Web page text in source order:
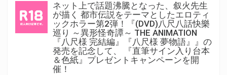
ネット上で話題沸騰となった、叙火先生
が描く 都市伝説をテーマとしたエロティ
ックホラー第2弾！『(DVD)八尺八話快樂
巡り ～異形怪奇譚～ THE ANIMATION
『八尺様 完結編』『八尺様 夢物語』』の
発売を記念して、 『直筆サイン入り台本
＆色紙』プレゼントキャンペーンを開
催！